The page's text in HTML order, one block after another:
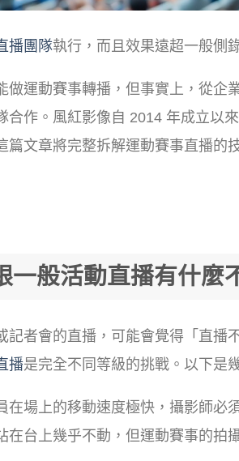
播團隊執行，而且效果遠超一般側
做運動賽事轉播，但事實上，從企
合作。風紅影像自 2014 年成立以
篇文章將完整拆解運動賽事直播的
一般活動直播有什麼
記者會的直播，可能會覺得「直播
播是完全不同等級的挑戰。以下是
在場上的移動速度極快，攝影師
在台上幾乎不動，但運動賽事的拍